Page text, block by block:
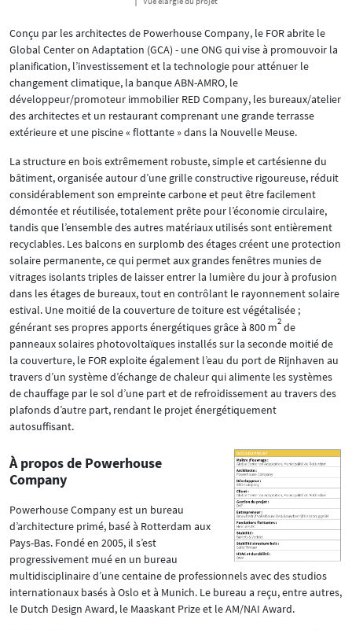
Conçu par les architectes de Powerhouse Company, le FOR abrite le
Global Center on Adaptation (GCA) - une ONG qui vise à promouvoir la
planification, l’investissement et la technologie pour atténuer le
changement climatique, la banque ABN-AMRO, le
développeur/promoteur immobilier RED Company, les bureaux/atelier
des architectes et un restaurant comprenant une grande terrasse
extérieure et une piscine « flottante » dans la Nouvelle Meuse.
La structure en bois extrêmement robuste, simple et cartésienne du
bâtiment, organisée autour d’une grille constructive rigoureuse, réduit
considérablement son empreinte carbone et peut être facilement
démontée et réutilisée, totalement prête pour l’économie circulaire,
tandis que l’ensemble des autres matériaux utilisés sont entièrement
recyclables. Les balcons en surplomb des étages créent une protection
solaire permanente, ce qui permet aux grandes fenêtres munies de
vitrages isolants triples de laisser entrer la lumière du jour à profusion
dans les étages de bureaux, tout en contrôlant le rayonnement solaire
estival. Une moitié de la couverture de toiture est végétalisée ;
générant ses propres apports énergétiques grâce à 800 m2 de
panneaux solaires photovoltaïques installés sur la seconde moitié de
la couverture, le FOR exploite également l’eau du port de Rijnhaven au
travers d’un système d’échange de chaleur qui alimente les systèmes
de chauffage par le sol d’une part et de refroidissement au travers des
plafonds d’autre part, rendant le projet énergétiquement
autosuffisant.
À propos de Powerhouse
Company
Powerhouse Company est un bureau
d’architecture primé, basé à Rotterdam aux
Pays-Bas. Fondé en 2005, il s’est
progressivement mué en un bureau
multidisciplinaire d’une centaine de professionnels avec des studios
internationaux basés à Oslo et à Munich. Le bureau a reçu, entre autres,
le Dutch Design Award, le Maaskant Prize et le AM/NAI Award.